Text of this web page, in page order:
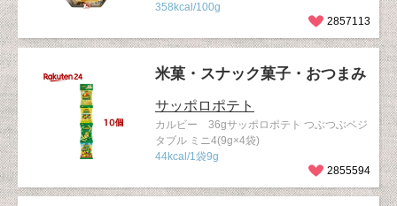
358kcal/100g
2857113
米菓・スナック菓子・おつまみ
サッポロポテト
カルビー 36gサッポロポテト つぶつぶベジ
タブル ミニ4(9g×4袋)
44kcal/1袋9g
2855594